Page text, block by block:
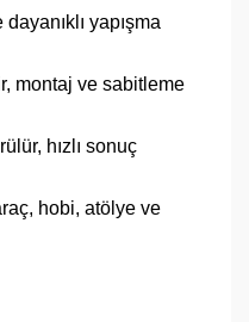
yapışma
montaj ve sabitleme
hızlı sonuç
hobi, atölye ve